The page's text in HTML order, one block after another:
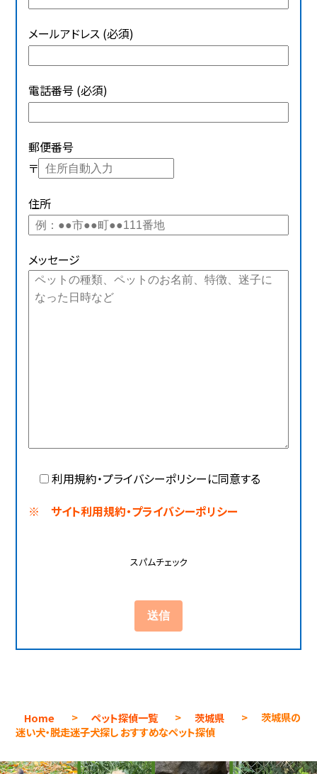
メールアドレス (必須)
電話番号 (必須)
郵便番号
〒
住所
メッセージ
利用規約・プライバシーポリシーに同意する
※ サイト利用規約・プライバシーポリシー
スパムチェック
Home > ペット探偵一覧 > 茨城県 >
茨城県の
迷い犬・脱走迷子犬探し おすすめなペット探偵